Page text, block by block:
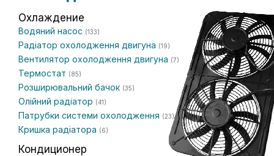
Охлаждение
Водяний насос (133)
Радіатор охолодження двигуна (19)
Вентилятор охолодження двигуна (7)
Термостат (85)
Розширювальний бачок (35)
Олійний радіатор (41)
Патрубки системи охолодження (23)
Кришка радіатора (6)
Кондиционер